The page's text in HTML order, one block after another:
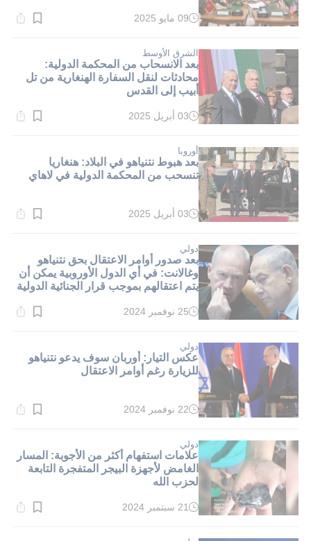
وقت
دقيقة.
09 مايو 2025
الشرق الأوسط
بعد الانسحاب من المحكمة الدولية:
محادثات لنقل السفارة الهنغارية من تل
أبيب إلى القدس
وقت
دقيقة.
03 أبريل 2025
أوروبا
بعد هبوط نتنياهو في البلاد: هنغاريا
تنسحب من المحكمة الدولية في لاهاي
وقت
دقيقة.
03 أبريل 2025
دولي
بعد صدور أوامر الاعتقال بحق نتنياهو
وغالانت: في أي الدول الأوروبية يمكن أن
يتم اعتقالهم بموجب قرار الجنائية الدولية
وقت
دقيقة.
25 نوفمبر 2024
دولي
عكس التيار: أوربان سوف يدعو نتنياهو
للزيارة رغم أوامر الاعتقال
وقت
دقيقة.
22 نوفمبر 2024
دولي
علامات استفهام أكثر من الأجوبة: المسار
الغامض لأجهزة البيجر المتفجرة التابعة
لحزب الله
وقت
21 سبتمبر 2024